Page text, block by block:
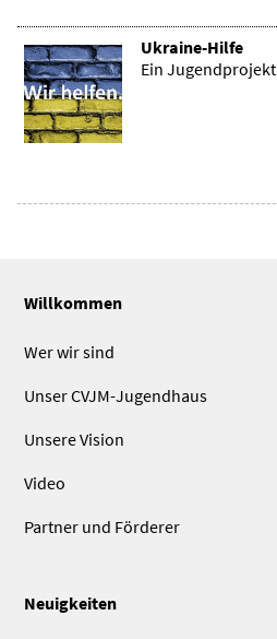
Ukraine-Hilfe
Ein Jugendprojekt
Willkommen
Wer wir sind
Unser CVJM-Jugendhaus
Unsere Vision
Video
Partner und Förderer
Neuigkeiten